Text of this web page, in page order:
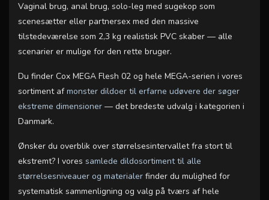
Vaginal brug, anal brug, solo-leg med sugekop som
scenesætter eller partnersex med den massive
tilstedeværelse som 2,3 kg realistisk PVC skaber — alle
scenarier er mulige for den rette bruger.
Du finder Cox MEGA Flesh 02 og hele MEGA-serien i vores
sortiment afmonster dildoer til erfarne udøvere der søger
ekstreme dimensioner — det bredeste udvalg i kategorien i
Danmark.
Ønsker du overblik over størrelsesintervallet fra stort til
ekstremt? I vores samlede dildosortiment til alle
størrelsesniveauer og materialer finder du mulighed for
systematisk sammenligning og valg på tværs af hele